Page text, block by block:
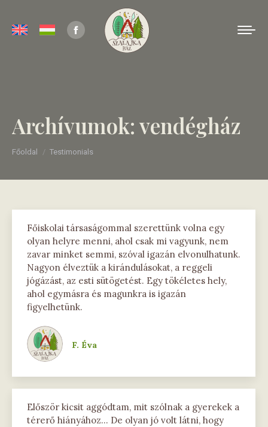
Facebook
window
Archívumok:vendégház
You are here:
Főoldal Testimonials
Főiskolai társaságommal szerettünk volna egy
olyan helyre menni, ahol csak mi vagyunk, nem
zavar minket semmi, szóval igazán elvonulhatunk.
Nagyon élveztük a kirándulásokat, a reggeli
jógázást, az esti sütögetést. Egy tökéletes hely,
ahol egymásra és magunkra is igazán
figyelhetünk.
F. Éva
Először kicsit aggódtam, mit szólnak a gyerekek a
térerő hiányához… De olyan jó volt látni, hogy